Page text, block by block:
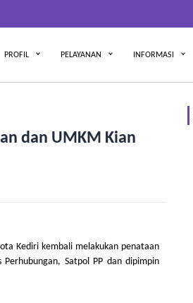
PROFIL PELAYANAN INFORMASI
dan UMKM Kian
Kediri kembali melakukan penataan
Satpol PP dan dipimpin